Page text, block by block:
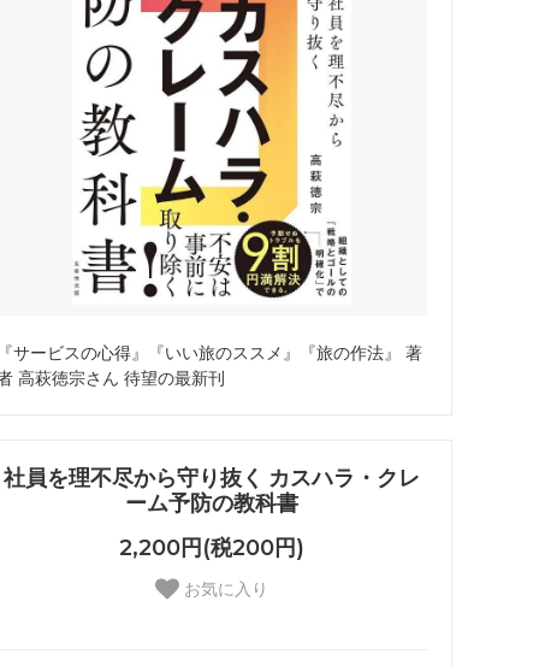
『サービスの心得』『いい旅のススメ』『旅の作法』 著
高萩徳宗さん 待望の最新刊
社員を理不尽から守り抜く カスハラ・クレ
ーム予防の教科書
2,200円(税200円)
お気に入り